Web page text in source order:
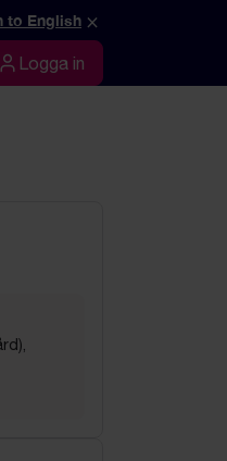
to English ×
Logga in
Logga in